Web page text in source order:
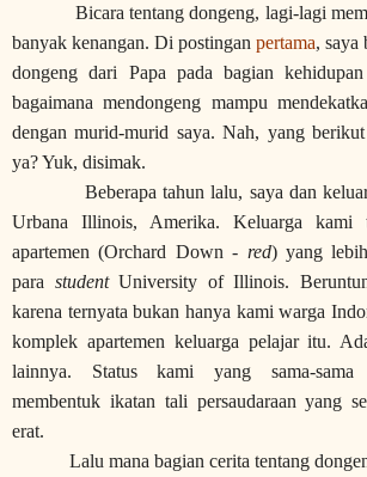
Bicara tentang dongeng, lagi-lagi
banyak kenangan. Di postingan pertama, saya
dongeng dari Papa pada bagian
bagaimana mendongeng mampu
dengan murid-murid saya. Nah, yang
ya? Yuk, disimak.
Beberapa tahun lalu, saya dan
Urbana Illinois, Amerika. Keluarga kami
apartemen (Orchard Down - red) yang
para student University of Illinois.
karena ternyata bukan hanya kami warga
komplek apartemen keluarga pelajar itu.
lainnya. Status kami yang sama-sama
membentuk ikatan tali persaudaraan yang
erat.
Lalu mana bagian cerita tentang